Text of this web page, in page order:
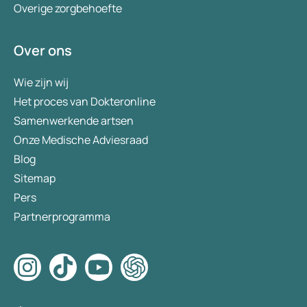
Overige zorgbehoefte
Over ons
Wie zijn wij
Het proces van Dokteronline
Samenwerkende artsen
Onze Medische Adviesraad
Blog
Sitemap
Pers
Partnerprogramma